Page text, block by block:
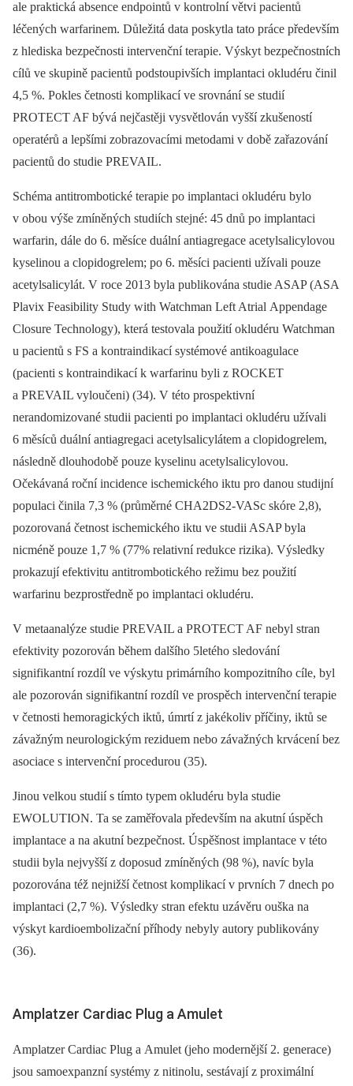
ale praktická absence endpointů v kontrolní větvi pacientů
léčených warfarinem. Důležitá data poskytla tato práce především
z hlediska bezpečnosti intervenční terapie. Výskyt bezpečnostních
cílů ve skupině pacientů podstoupivších implantaci okludéru činil
4,5 %. Pokles četnosti komplikací ve srovnání se studií
PROTECT AF bývá nejčastěji vysvětlován vyšší zkušeností
operatérů a lepšími zobrazovacími metodami v době zařazování
pacientů do studie PREVAIL.
Schéma antitrombotické terapie po implantaci okludéru bylo
v obou výše zmíněných studiích stejné: 45 dnů po implantaci
warfarin, dále do 6. měsíce duální antiagregace acetylsalicylovou
kyselinou a clopidogrelem; po 6. měsíci pacienti užívali pouze
acetylsalicylát. V roce 2013 byla publikována studie ASAP (ASA
Plavix Feasibility Study with Watchman Left Atrial Appendage
Closure Technology), která testovala použití okludéru Watchman
u pacientů s FS a kontraindikací systémové antikoagulace
(pacienti s kontraindikací k warfarinu byli z ROCKET
a PREVAIL vyloučeni) (34). V této prospektivní
nerandomizované studii pacienti po implantaci okludéru užívali
6 měsíců duální antiagregaci acetylsalicylátem a clopidogrelem,
následně dlouhodobě pouze kyselinu acetylsalicylovou.
Očekávaná roční incidence ischemického iktu pro danou studijní
populaci činila 7,3 % (průměrné CHA2DS2-VASc skóre 2,8),
pozorovaná četnost ischemického iktu ve studii ASAP byla
nicméně pouze 1,7 % (77% relativní redukce rizika). Výsledky
prokazují efektivitu antitrombotického režimu bez použití
warfarinu bezprostředně po implantaci okludéru.
V metaanalýze studie PREVAIL a PROTECT AF nebyl stran
efektivity pozorován během dalšího 5letého sledování
signifikantní rozdíl ve výskytu primárního kompozitního cíle, byl
ale pozorován signifikantní rozdíl ve prospěch intervenční terapie
v četnosti hemoragických iktů, úmrtí z jakékoliv příčiny, iktů se
závažným neurologickým reziduem nebo závažných krvácení bez
asociace s intervenční procedurou (35).
Jinou velkou studií s tímto typem okludéru byla studie
EWOLUTION. Ta se zaměřovala především na akutní úspěch
implantace a na akutní bezpečnost. Úspěšnost implantace v této
studii byla nejvyšší z doposud zmíněných (98 %), navíc byla
pozorována též nejnižší četnost komplikací v prvních 7 dnech po
implantaci (2,7 %). Výsledky stran efektu uzávěru ouška na
výskyt kardioembolizační příhody nebyly autory publikovány
(36).
Amplatzer Cardiac Plug a Amulet
Amplatzer Cardiac Plug a Amulet (jeho modernější 2. generace)
jsou samoexpanzní systémy z nitinolu, sestávají z proximální